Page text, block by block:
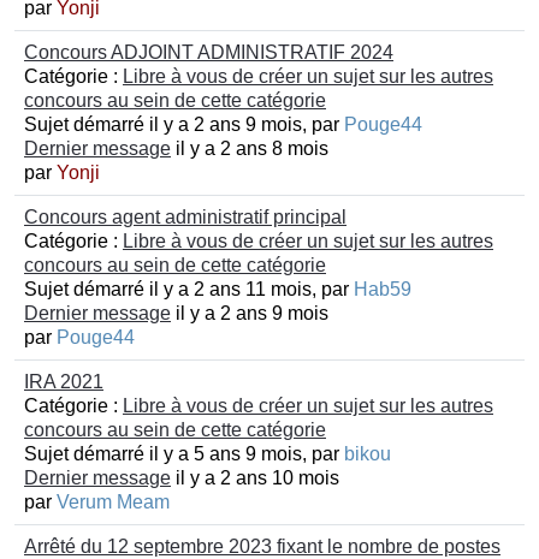
par Yonji
Concours ADJOINT ADMINISTRATIF 2024
Catégorie : Libre à vous de créer un sujet sur les autres
concours au sein de cette catégorie
Sujet démarré il y a 2 ans 9 mois, par Pouge44
Dernier message il y a 2 ans 8 mois
par Yonji
Concours agent administratif principal
Catégorie : Libre à vous de créer un sujet sur les autres
concours au sein de cette catégorie
Sujet démarré il y a 2 ans 11 mois, par Hab59
Dernier message il y a 2 ans 9 mois
par Pouge44
IRA 2021
Catégorie : Libre à vous de créer un sujet sur les autres
concours au sein de cette catégorie
Sujet démarré il y a 5 ans 9 mois, par bikou
Dernier message il y a 2 ans 10 mois
par Verum Meam
Arrêté du 12 septembre 2023 fixant le nombre de postes